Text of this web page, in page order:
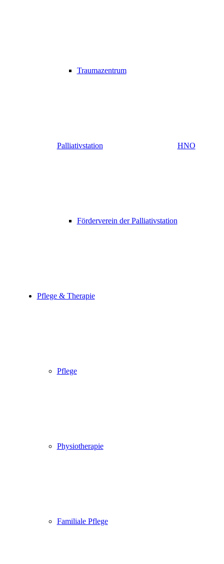
Traumazentrum
Palliativstation
Förderverein der Palliativstation
HNO
Pflege & Therapie
Pflege
Physiotherapie
Familiale Pflege